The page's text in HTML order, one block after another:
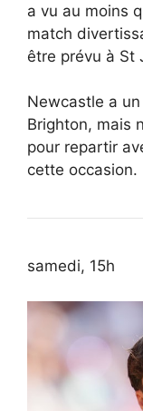
a vu au moins
match
être prévu à St
Newcastle a
Brighton, mais
pour repartir
cette occasion.
samedi, 15h